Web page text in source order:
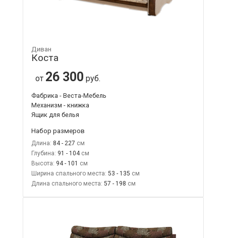
Диван
Коста
от 26 300 руб.
Фабрика - Веста-Мебель
Механизм - книжка
Ящик для белья
Набор размеров
Длина: 84 - 227
Глубина: 91 - 104
Высота: 94 - 101
Ширина спального места: 53 - 135
Длина спального места: 57 - 198